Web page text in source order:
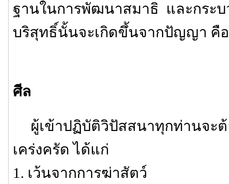
ฐานในการพัฒนาสมาธิ และกระบ
บริสุทธิ์นั้นจะเกิดขึ้นจากปัญญา คือ
ศีล
ผู้เข้าปฏิบัติวิปัสสนาทุกท่านจะต้
เคร่งครัด ได้แก่
1. เว้นจากการฆ่าสัตว์